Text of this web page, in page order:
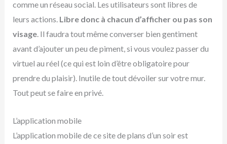
comme un réseau social. Les utilisateurs sont libres de
leurs actions. Libre donc à chacun d’afficher ou pas son
visage. Il faudra tout même converser bien gentiment
avant d’ajouter un peu de piment, si vous voulez passer du
virtuel au réel (ce qui est loin d’être obligatoire pour
prendre du plaisir). Inutile de tout dévoiler sur votre mur.
Tout peut se faire en privé.
L’application mobile
L’application mobile de ce site de plans d’un soir est